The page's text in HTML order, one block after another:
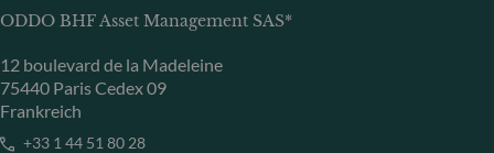
ODDO BHF Asset Management SAS*
12 boulevard de la Madeleine
75440 Paris Cedex 09
Frankreich
+33 1 44 51 80 28